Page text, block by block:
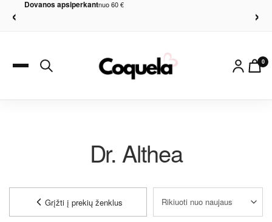
‹ Dovanos apsiperkantnuo 60 € ›
0
Dr. Althea
Grįžti į prekių ženklus